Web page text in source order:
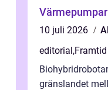
10 juli 2026
editorial,
gränslandet